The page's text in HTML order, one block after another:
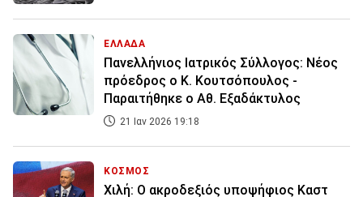
ΕΛΛΑΔΑ
Πανελλήνιος Ιατρικός Σύλλογος: Νέος
πρόεδρος ο Κ. Κουτσόπουλος -
Παραιτήθηκε ο Αθ. Εξαδάκτυλος
21 Ιαν 2026 19:18
ΚΟΣΜΟΣ
Χιλή: Ο ακροδεξιός υποψήφιος Καστ